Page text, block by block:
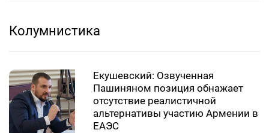
Колумнистика
Екушевский: Озвученная
Пашиняном позиция обнажает
отсутствие реалистичной
альтернативы участию Армении в
ЕАЭС